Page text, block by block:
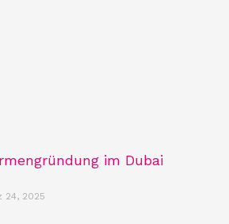
im Dubai
24, 2025